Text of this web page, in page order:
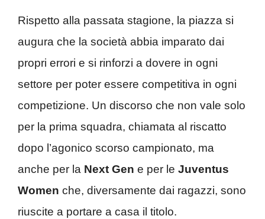
Rispetto alla passata stagione, la piazza si
augura che la società abbia imparato dai
propri errori e si rinforzi a dovere in ogni
settore per poter essere competitiva in ogni
competizione. Un discorso che non vale solo
per la prima squadra, chiamata al riscatto
dopo l’agonico scorso campionato, ma
anche per la Next Gen e per le Juventus
Women che, diversamente dai ragazzi, sono
riuscite a portare a casa il titolo.